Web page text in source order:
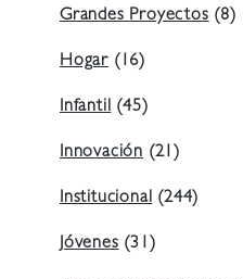
Grandes Proyectos (8)
Hogar (16)
Infantil (45)
Innovación (21)
Institucional (244)
Jóvenes (31)